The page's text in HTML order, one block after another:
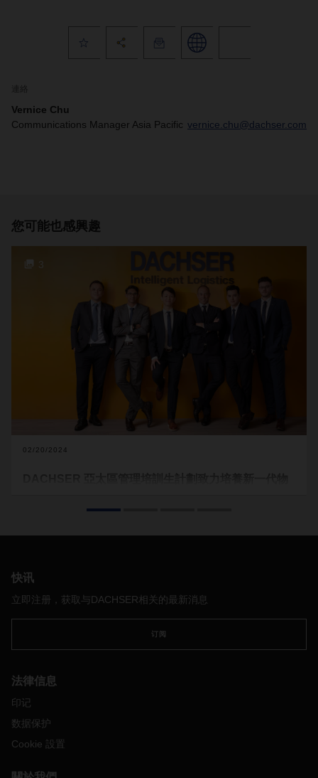
Vernice Chu
Communications Manager Asia Pacific vernice.chu@dachser.com
您可能也感興趣
3
02/20/2024
之一。DACHSER 空、海運物流亞太區 (ASL APAC) 非常注重
DACHSER 走向新征程和可持續增長的人才骨幹。
快讯
立即注册，获取与DACHSER相关的最新消息
订阅
法律信息
印记
数据保护
Cookie 設置